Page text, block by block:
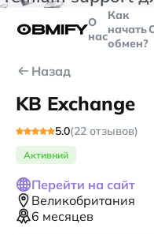
О
нас
Как
начать
обмен?
Назад
KB Exchange
5.0(22 отзывов)
Активний
Перейти на сайт
Великобритания
6 месяцев